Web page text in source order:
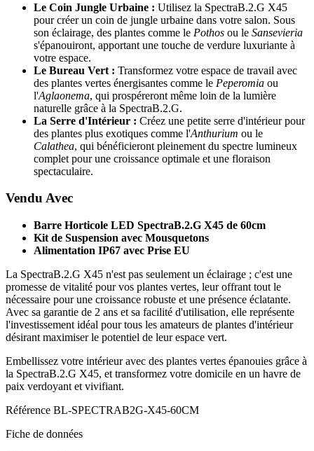
Le Coin Jungle Urbaine : Utilisez la SpectraB.2.G X45
pour créer un coin de jungle urbaine dans votre salon. Sous
son éclairage, des plantes comme le Pothos ou le Sansevieria
s'épanouiront, apportant une touche de verdure luxuriante à
votre espace.
Le Bureau Vert : Transformez votre espace de travail avec
des plantes vertes énergisantes comme le Peperomia ou
l'Aglaonema, qui prospéreront même loin de la lumière
naturelle grâce à la SpectraB.2.G.
La Serre d'Intérieur : Créez une petite serre d'intérieur pour
des plantes plus exotiques comme l'Anthurium ou le
Calathea, qui bénéficieront pleinement du spectre lumineux
complet pour une croissance optimale et une floraison
spectaculaire.
Vendu Avec
Barre Horticole LED SpectraB.2.G X45 de 60cm
Kit de Suspension avec Mousquetons
Alimentation IP67 avec Prise EU
La SpectraB.2.G X45 n'est pas seulement un éclairage ; c'est une
promesse de vitalité pour vos plantes vertes, leur offrant tout le
nécessaire pour une croissance robuste et une présence éclatante.
Avec sa garantie de 2 ans et sa facilité d'utilisation, elle représente
l'investissement idéal pour tous les amateurs de plantes d'intérieur
désirant maximiser le potentiel de leur espace vert.
Embellissez votre intérieur avec des plantes vertes épanouies grâce à
la SpectraB.2.G X45, et transformez votre domicile en un havre de
paix verdoyant et vivifiant.
Référence BL-SPECTRAB2G-X45-60CM
Fiche de données